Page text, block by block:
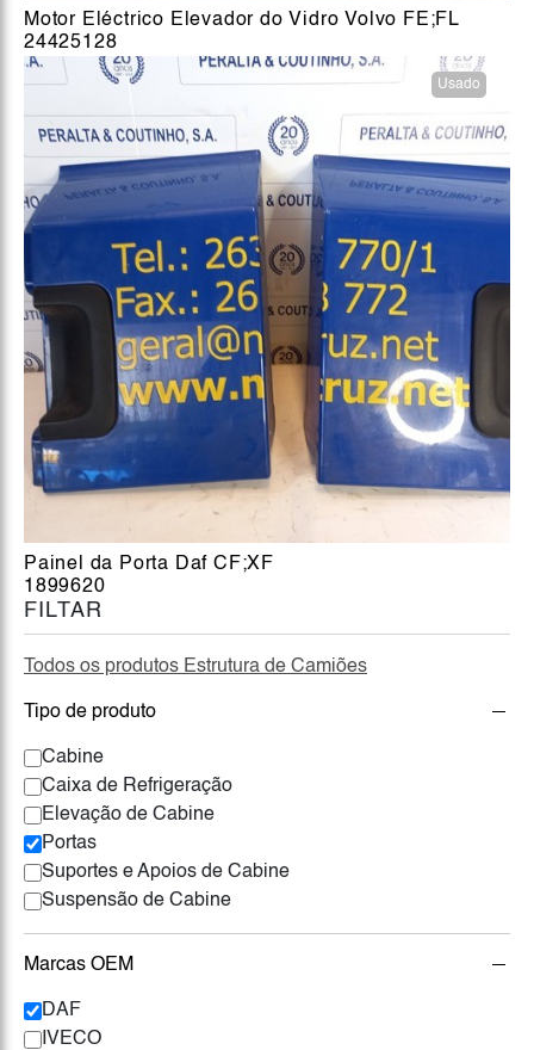
FILTAR
Todos os produtos Estrutura de Camiões
Tipo de produto
Cabine
Caixa de Refrigeração
Elevação de Cabine
Portas
Suportes e Apoios de Cabine
Suspensão de Cabine
Marcas OEM
DAF
IVECO
Motor Eléctrico Elevador do Vidro Volvo FE;FL
24425128
Usado
Painel da Porta Daf CF;XF
1899620